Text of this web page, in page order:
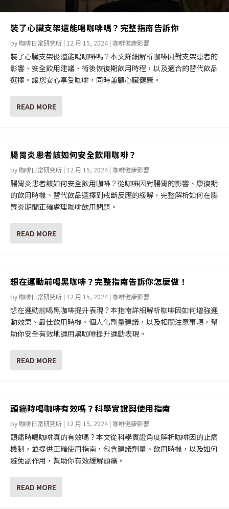
裝了心臟支架還能喝咖啡嗎？完整指南告訴你
by咖啡日常研究所 | 12 月 15, 2024 | 咖啡健康影響
裝了心臟支架後還能喝咖啡嗎？本文詳細解析咖啡因對支架患者的
影響、安全飲用建議、術後恢復期飲用時程，以及適合的替代飲品
選擇。讓您安心享受咖啡，同時兼顧心臟健康。
READ MORE
腸胃炎患者該如何安全飲用咖啡？
by咖啡日常研究所 | 12 月 15, 2024 | 咖啡健康影響
腸胃炎患者該如何安全飲用咖啡？從咖啡因對腸胃的影響、康復期
的飲用時機、替代飲品選擇到戒斷反應的緩解，完整解析如何在腸
胃炎期間正確處理咖啡飲用問題。
READ MORE
想在運動前喝黑咖啡？完整指南告訴你怎麼做！
by咖啡日常研究所 | 12 月 15, 2024 | 咖啡健康影響
想在運動前喝黑咖啡提升表現？本指南詳細解析咖啡因如何增強運
動效果、最佳飲用時機、個人化劑量建議，以及相關注意事項，幫
助你安全有效地運用黑咖啡提升運動表現。
READ MORE
頭痛時喝咖啡有效嗎？科學實證與使用指南
by咖啡日常研究所 | 12 月 15, 2024 | 咖啡健康影響
頭痛時喝咖啡真的有效嗎？本文從科學實證角度解析咖啡因的止痛
機制，並提供正確使用指南，包含建議劑量、飲用時機，以及如何
避免副作用，幫助你有效緩解頭痛。
READ MORE